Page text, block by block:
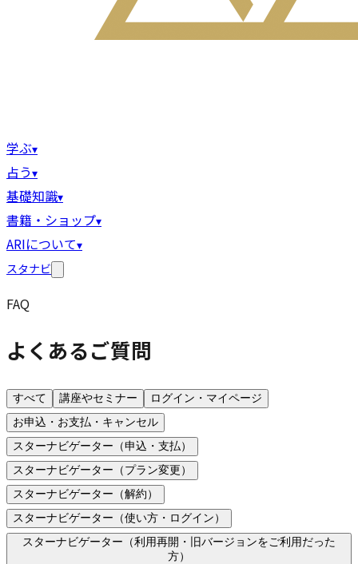
学ぶ▾
占う▾
基礎知識▾
書籍・ショップ▾
ARIについて▾
スタナビ
FAQ
よくあるご質問
すべて 講座やセミナー
ログイン・マイページ
お申込・お支払・キャンセル
スターナビゲーター（申込・支払）
スターナビゲーター（プラン変更）
スターナビゲーター（解約）
スターナビゲーター（使い方・ログイン）
スターナビゲーター（利用再開・旧バージョンをご利用だった
方）